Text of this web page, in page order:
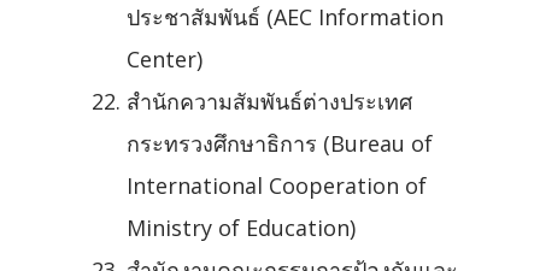
ประชาสัมพันธ์ (AEC Information
Center)
สำนักความสัมพันธ์ต่างประเทศ
กระทรวงศึกษาธิการ (Bureau of
International Cooperation of
Ministry of Education)